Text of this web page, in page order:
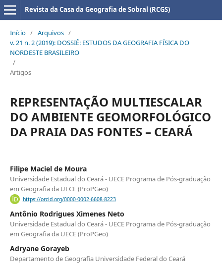
Revista da Casa da Geografia de Sobral (RCGS)
Início / Arquivos /
v. 21 n. 2 (2019): DOSSIÊ: ESTUDOS DA GEOGRAFIA FÍSICA DO
NORDESTE BRASILEIRO
/
Artigos
REPRESENTAÇÃO MULTIESCALAR
DO AMBIENTE GEOMORFOLÓGICO
DA PRAIA DAS FONTES – CEARÁ
Filipe Maciel de Moura
Universidade Estadual do Ceará - UECE Programa de Pós-graduação
em Geografia da UECE (ProPGeo)
https://orcid.org/0000-0002-6608-8223
Antônio Rodrigues Ximenes Neto
Universidade Estadual do Ceará - UECE Programa de Pós-graduação
em Geografia da UECE (ProPGeo)
Adryane Gorayeb
Departamento de Geografia Universidade Federal do Ceará